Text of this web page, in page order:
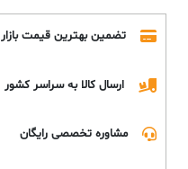
تضمین بهترین قیمت بازار
ارسال کالا به سراسر کشور
مشاوره تخصصی رایگان